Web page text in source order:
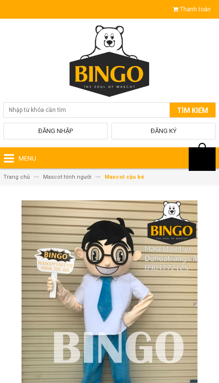
Thanh toán
TÌM KIẾM
ĐĂNG KÝ
ĐĂNG NHẬP
MENU
Trang chủ Mascot​ hình người Mascot cậu bé